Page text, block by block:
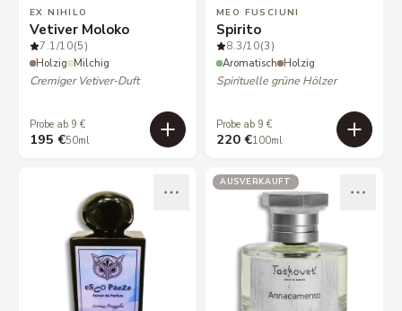
EX NIHILO
Vetiver Moloko
7.1/10(5)
Holzig Milchig
Cremiger Vetiver-Duft
Probe ab 9 €
195 €50ml
MEO FUSCIUNI
Spirito
8.3/10(3)
Aromatisch Holzig
Spirituelle grüne Hölzer
Probe ab 9 €
220 €100ml
AUSVERKAUFT